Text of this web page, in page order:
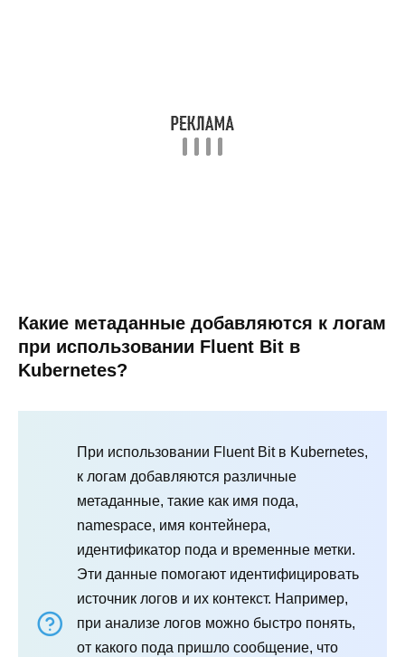
Какие метаданные добавляются к логам
при использовании Fluent Bit в
Kubernetes?
При использовании Fluent Bit в Kubernetes,
к логам добавляются различные
метаданные, такие как имя пода,
namespace, имя контейнера,
идентификатор пода и временные метки.
Эти данные помогают идентифицировать
источник логов и их контекст. Например,
при анализе логов можно быстро понять,
от какого пода пришло сообщение, что